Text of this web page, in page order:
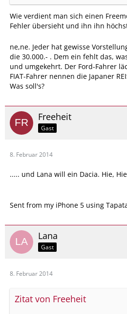
Wie verdient man sich einen
Fehler übersieht und ihn ihn
ne,ne. Jeder hat gewisse
die 30.000.- . Dem ein fehlt das,
und umgekehrt. Der Ford-Fahrer
FIAT-Fahrer nennen die Japaner
Was soll's?
Freeheit
Gast
8. Februar 2014
..... und Lana will ein Dacia. Hie, Hie
Sent from my iPhone 5 using
Lana
Gast
8. Februar 2014
Zitat von Freeheit